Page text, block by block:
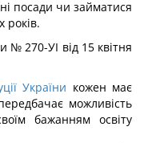
посади чи займатися
років.
№ 270-УІ від 15 квітня
України кожен має
можливість
бажанням освіту